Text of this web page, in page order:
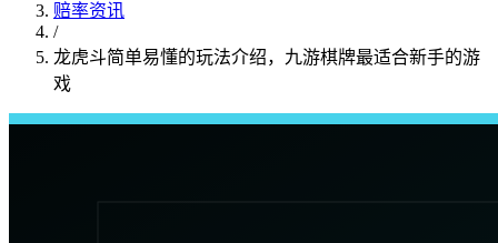
赔率资讯
/
龙虎斗简单易懂的玩法介绍，九游棋牌最适合新手的游
戏